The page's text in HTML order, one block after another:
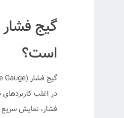
گیج
است؟
در اغلب
فشار، نمایش سریع